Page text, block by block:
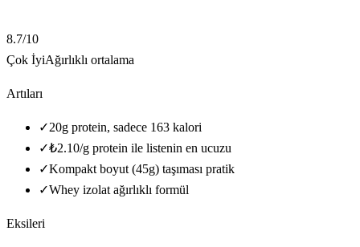
8.7/10
Çok İyiAğırlıklı ortalama
Artıları
✓20g protein, sadece 163 kalori
✓₺2.10/g protein ile listenin en ucuzu
✓Kompakt boyut (45g) taşıması pratik
✓Whey izolat ağırlıklı formül
Eksileri